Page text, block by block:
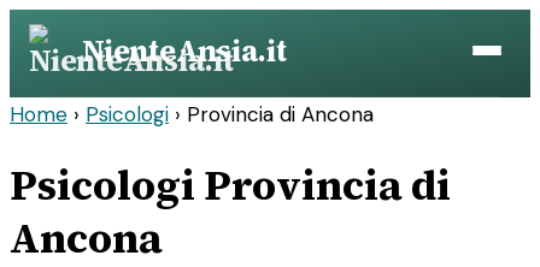
Vai
contenuto
NienteAnsia.it
Home › Psicologi › Provincia di Ancona
Psicologi Provincia di
Ancona